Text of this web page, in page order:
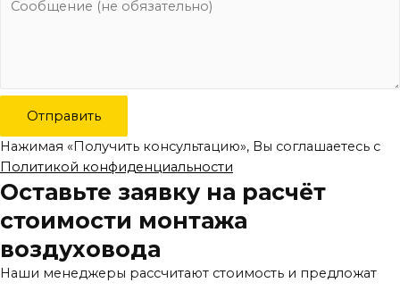
Отправить
Нажимая «Получить консультацию», Вы соглашаетесь с
Политикой конфиденциальности
Оставьте заявку на расчёт
стоимости монтажа
воздуховода
Наши менеджеры рассчитают стоимость и предложат